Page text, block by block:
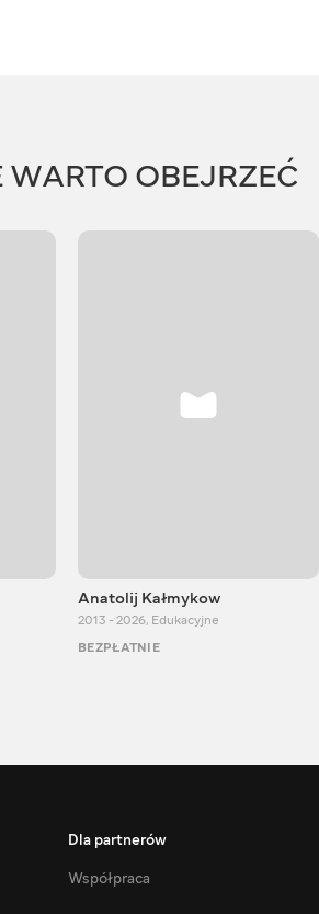
WARTO OBEJRZEĆ
Anatolij Kałmykow
2013 - 2026, Edukacyjne
BEZPŁATNIE
Dla partnerów
Współpraca